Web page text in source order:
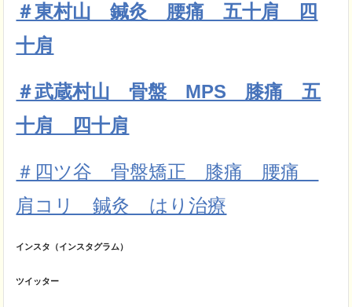
＃東村山 鍼灸 腰痛 五十肩 四
十肩
＃武蔵村山 骨盤 MPS 膝痛 五
十肩 四十肩
＃四ツ谷 骨盤矯正 膝痛 腰痛
肩コリ 鍼灸 はり治療
インスタ（インスタグラム）
ツイッター